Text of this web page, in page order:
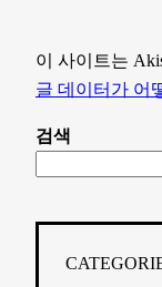
이 사이트는
글 데이터가 어
검색